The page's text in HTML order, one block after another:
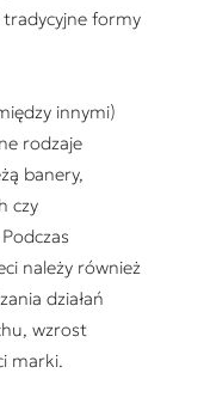
tradycyjne formy
innymi)
rodzaje
banery,
czy
należy również
działań
wzrost
marki.